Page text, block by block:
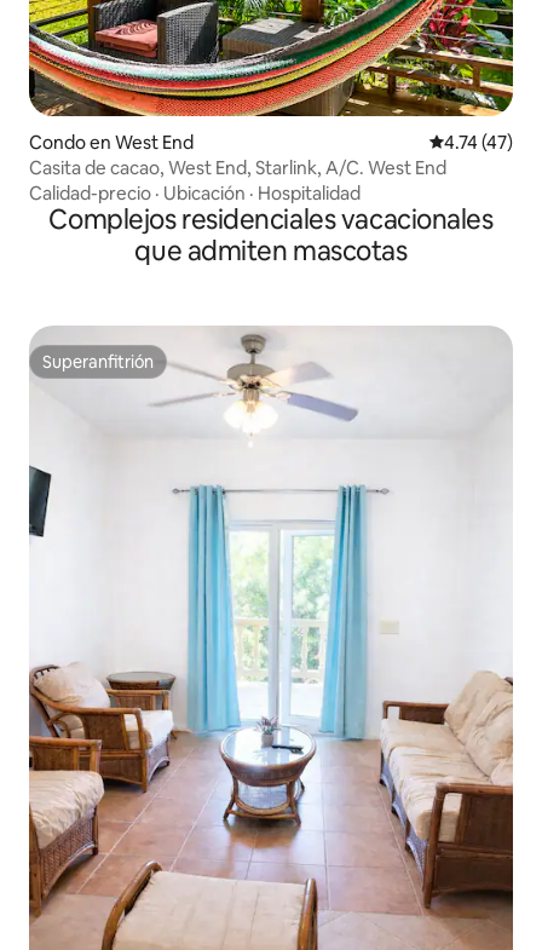
Condo en West End Calificación
4.74 (47)
Casita de cacao, West End, Starlink, A/C. West End
Calidad-precio · Ubicación · Hospitalidad
Complejos residenciales vacacionales
que admiten mascotas
Superanfitrión
Superanfitrión